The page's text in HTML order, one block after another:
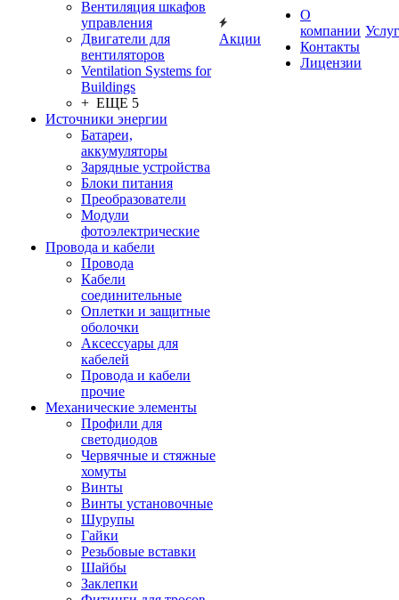
Вентиляция шкафов
управления
Двигатели для
вентиляторов
Ventilation Systems for
Buildings
+ ЕЩЕ 5
Источники энергии
Батареи,
аккумуляторы
Зарядные устройства
Блоки питания
Преобразователи
Модули
фотоэлектрические
Провода и кабели
Провода
Кабели
соединительные
Оплетки и защитные
оболочки
Аксессуары для
кабелей
Провода и кабели
прочие
Механические элементы
Профили для
светодиодов
Червячные и стяжные
хомуты
Винты
Винты установочные
Шурупы
Гайки
Резьбовые вставки
Шайбы
Заклепки
Акции
О
компании
Контакты
Лицензии